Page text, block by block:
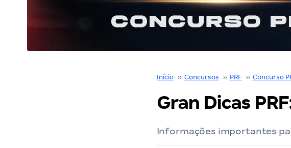
Início ›› Concursos ›› PRF ›› Concurso
Gran Dicas
Informações importantes